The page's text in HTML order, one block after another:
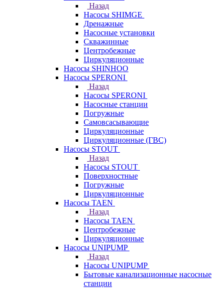
Назад
Насосы SHIMGE
Дренажные
Насосные установки
Скважинные
Центробежные
Циркуляционные
Насосы SHINHOO
Насосы SPERONI
Назад
Насосы SPERONI
Насосные станции
Погружные
Самовсасывающие
Циркуляционные
Циркуляционные (ГВС)
Насосы STOUT
Назад
Насосы STOUT
Поверхностные
Погружные
Циркуляционные
Насосы TAEN
Назад
Насосы TAEN
Центробежные
Циркуляционные
Насосы UNIPUMP
Назад
Насосы UNIPUMP
Бытовые канализационные насосные
станции